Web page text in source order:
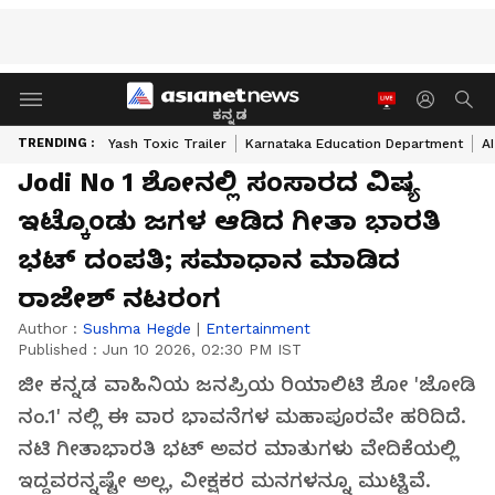
ಕನ್ನಡ
TRENDING : Yash Toxic Trailer Karnataka Education Department
Jodi No 1 ಶೋನಲ್ಲಿ ಸಂಸಾರದ ವಿಷ್ಯ
ಇಟ್ಕೊಂಡು ಜಗಳ ಆಡಿದ ಗೀತಾ ಭಾರತಿ
ಭಟ್ ದಂಪತಿ; ಸಮಾಧಾನ ಮಾಡಿದ
ರಾಜೇಶ್ ನಟರಂಗ
Author : Sushma Hegde | Entertainment
Published : Jun 10 2026, 02:30 PM IST
ಜೀ ಕನ್ನಡ ವಾಹಿನಿಯ ಜನಪ್ರಿಯ ರಿಯಾಲಿಟಿ ಶೋ 'ಜೋಡಿ
ನಂ.1' ನಲ್ಲಿ ಈ ವಾರ ಭಾವನೆಗಳ ಮಹಾಪೂರವೇ ಹರಿದಿದೆ.
ನಟಿ ಗೀತಾಭಾರತಿ ಭಟ್ ಅವರ ಮಾತುಗಳು ವೇದಿಕೆಯಲ್ಲಿ
ಇದ್ದವರನ್ನಷ್ಟೇ ಅಲ್ಲ, ವೀಕ್ಷಕರ ಮನಗಳನ್ನೂ ಮುಟ್ಟಿವೆ.